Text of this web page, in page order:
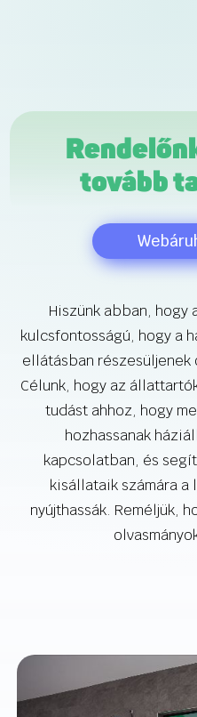
tovább
Hiszünk abban, hogy
kulcsfontosságú, hogy a
ellátásban
Célunk, hogy az
tudást ahhoz, hogy
hozhassanak
kapcsolatban, és
kisállataik számára
nyújthassák. Reméljük,